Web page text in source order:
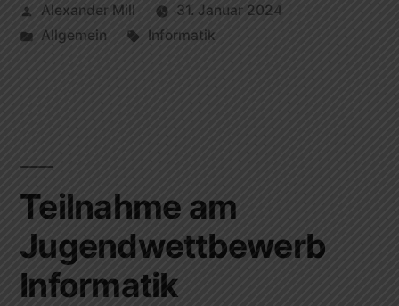
Alexander Mill
31. Januar 2024
Allgemein
Informatik
Teilnahme am
Jugendwettbewerb
Informatik